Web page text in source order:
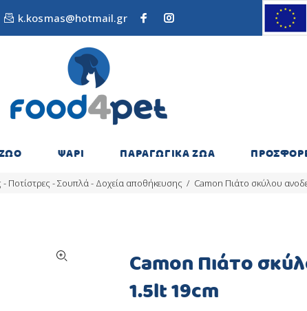
k.kosmas@hotmail.gr
ΨΑΡΙ ΠΑΡΑΓΩΓΙΚΑ ΖΩΑ
- Ποτίστρες - Σουπλά - Δοχεία αποθήκευσης Camon Πιάτο σκύλου
Camon Πιάτο
1.5lt 19cm